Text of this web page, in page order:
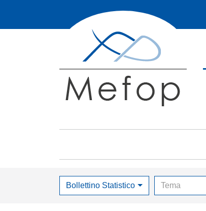
Bollettino Statistico Tema